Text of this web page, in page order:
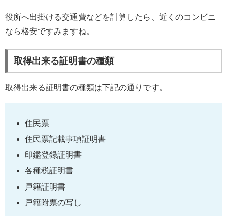
役所へ出掛ける交通費などを計算したら、近くのコンビニ
なら格安ですみますね。
取得出来る証明書の種類
取得出来る証明書の種類は下記の通りです。
住民票
住民票記載事項証明書
印鑑登録証明書
各種税証明書
戸籍証明書
戸籍附票の写し